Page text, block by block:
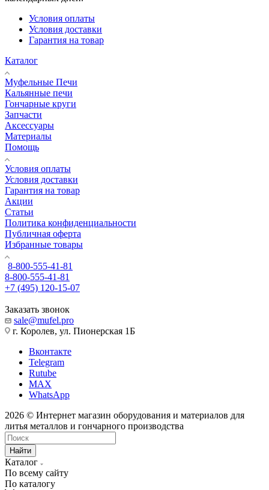
Условия оплаты
Условия доставки
Гарантия на товар
Каталог
Муфельные Печи
Кальянные печи
Гончарные круги
Запчасти
Аксессуары
Материалы
Помощь
Условия оплаты
Условия доставки
Гарантия на товар
Акции
Статьи
Политика конфиденциальности
Публичная оферта
Избранные товары
8-800-555-41-81
8-800-555-41-81
+7 (495) 120-15-07
Заказать звонок
sale@mufel.pro
г. Королев, ул. Пионерская 1Б
Вконтакте
Telegram
Rutube
MAX
WhatsApp
2026 © Интернет магазин оборудования и материалов для
литья металлов и гончарного производства
Найти
Каталог
По всему сайту
По каталогу